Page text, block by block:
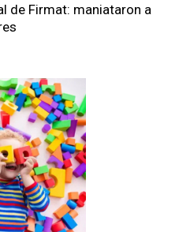
de Firmat: maniataron a